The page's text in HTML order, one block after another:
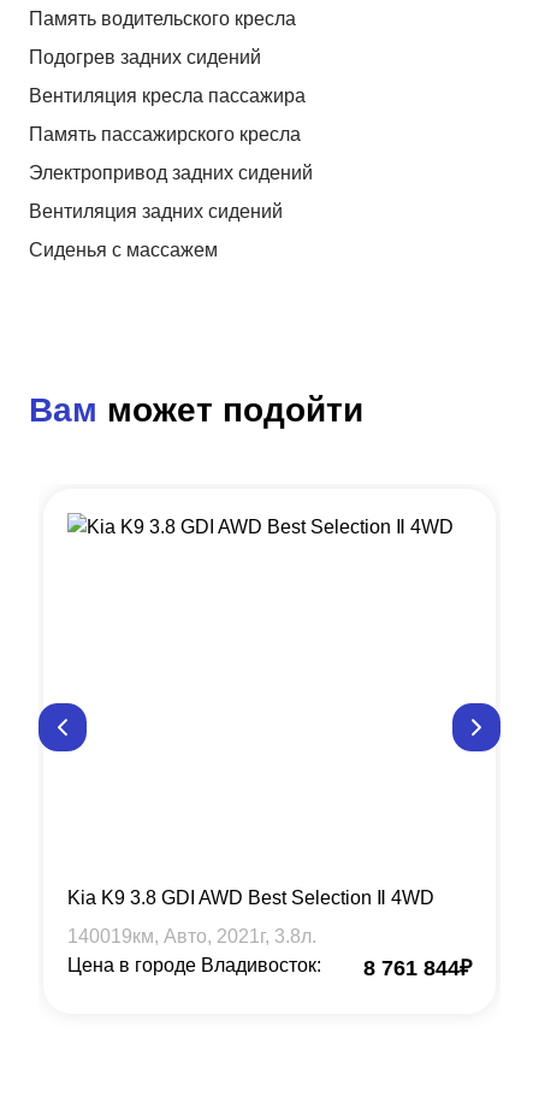
Память водительского кресла
Подогрев задних сидений
Вентиляция кресла пассажира
Память пассажирского кресла
Электропривод задних сидений
Вентиляция задних сидений
Сиденья с массажем
Вам может подойти
Kia K9 3.8 GDI AWD Best Selection Ⅱ 4WD
140019км, Авто, 2021 г, 3.8л.
Цена в городе Владивосток:
8 761 844₽